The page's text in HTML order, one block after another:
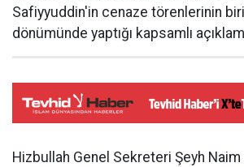
Safiyyuddin'in cenaze törenlerinin
dönümünde yaptığı kapsamlı
Hizbullah Genel Sekreteri Şeyh Naim